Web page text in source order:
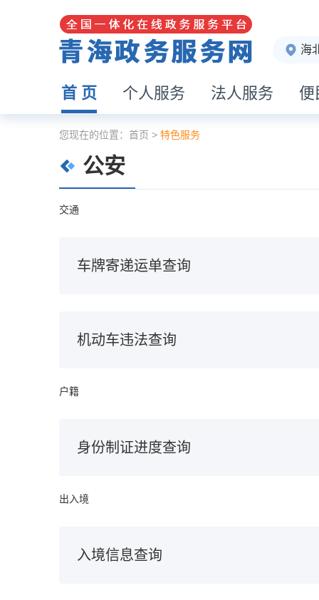
海
首 页 个人服务 法人服务 便
您现在的位置： 首页 > 特色服务
公安
交通
车牌寄递运单查询
机动车违法查询
户籍
身份制证进度查询
出入境
入境信息查询